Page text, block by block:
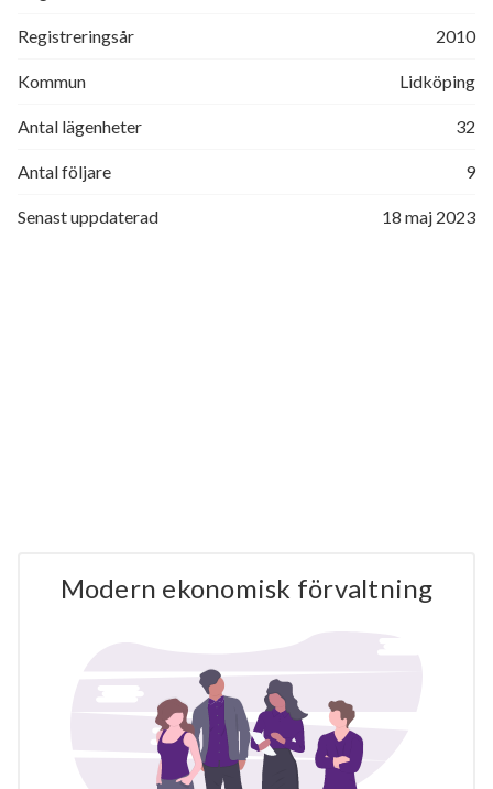
Registreringsår 2010
Kommun Lidköping
Antal lägenheter 32
Antal följare 9
Senast uppdaterad 18 maj 2023
Modern ekonomisk förvaltning